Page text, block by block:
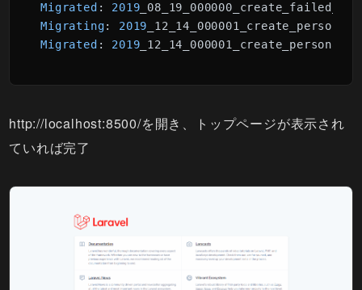
Migrated : 2019
Migrating: 2019
Migrated : 2019
http://localhost:8500/を開き、トップページが表示され
ていれば完了